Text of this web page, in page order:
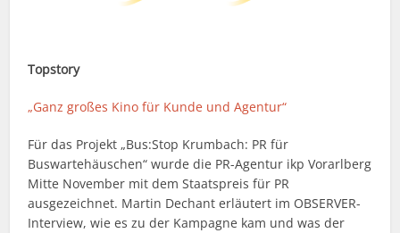
Topstory
„Ganz großes Kino für Kunde und Agentur“
Für das Projekt „Bus:Stop Krumbach: PR für
Buswartehäuschen“ wurde die PR-Agentur ikp Vorarlberg
Mitte November mit dem Staatspreis für PR
ausgezeichnet. Martin Dechant erläutert im OBSERVER-
Interview, wie es zu der Kampagne kam und was der